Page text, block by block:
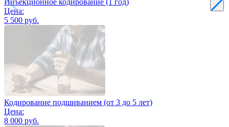
Цена:
5 500 руб.
Кодирование подшиванием (от 3 до 5 лет)
Цена:
8 000 руб.